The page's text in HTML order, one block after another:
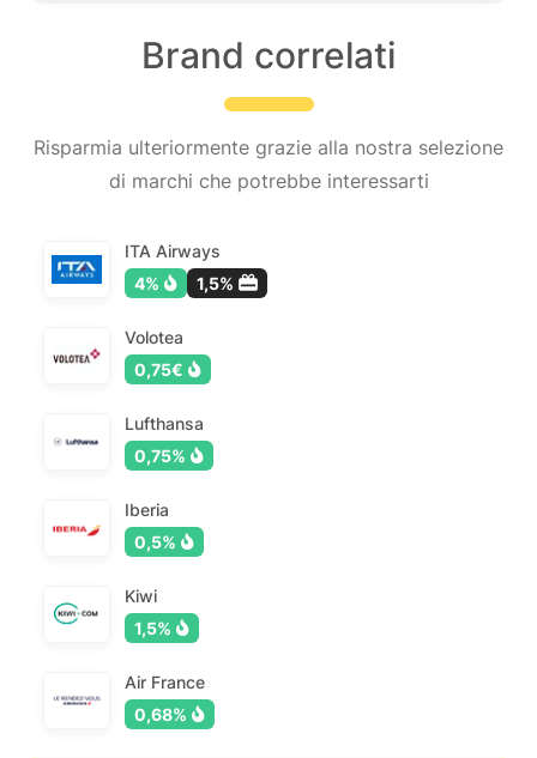
Brand correlati
Risparmia ulteriormente grazie alla nostra selezione
di marchi che potrebbe interessarti
ITA Airways
4%
1,5%
Volotea
0,75€
Lufthansa
0,75%
Iberia
0,5%
Kiwi
1,5%
Air France
0,68%